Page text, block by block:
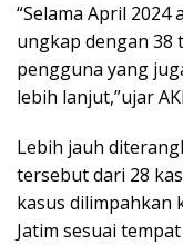
“Selama April 2024
ungkap dengan 38
pengguna yang
lebih lanjut,”ujar
Lebih jauh
tersebut dari 28
kasus dilimpahkan
Jatim sesuai